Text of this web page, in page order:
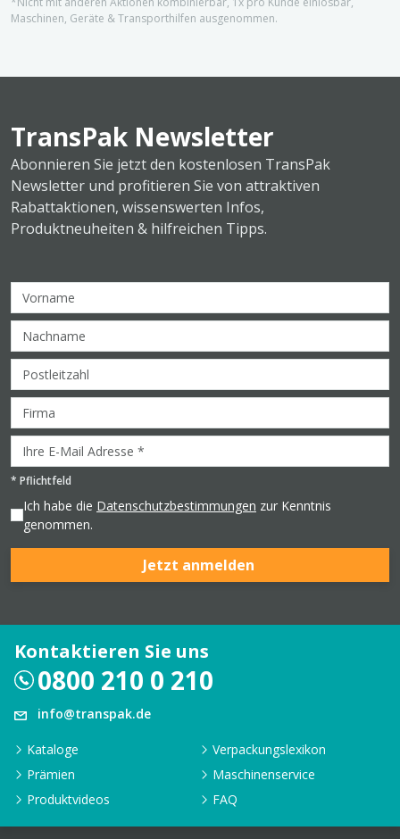
Maschinen, Geräte & Transporthilfen ausgenommen.
TransPak Newsletter
Abonnieren Sie jetzt den kostenlosen TransPak
Newsletter und profitieren Sie von attraktiven
Rabattaktionen, wissenswerten Infos,
Produktneuheiten & hilfreichen Tipps.
* Pflichtfeld
Ich habe die Datenschutzbestimmungen zur Kenntnis
genommen.
Jetzt anmelden
Kontaktieren Sie uns
0800 210 0 210
info@transpak.de
Kataloge
Verpackungslexikon
Prämien
Maschinenservice
Produktvideos
FAQ